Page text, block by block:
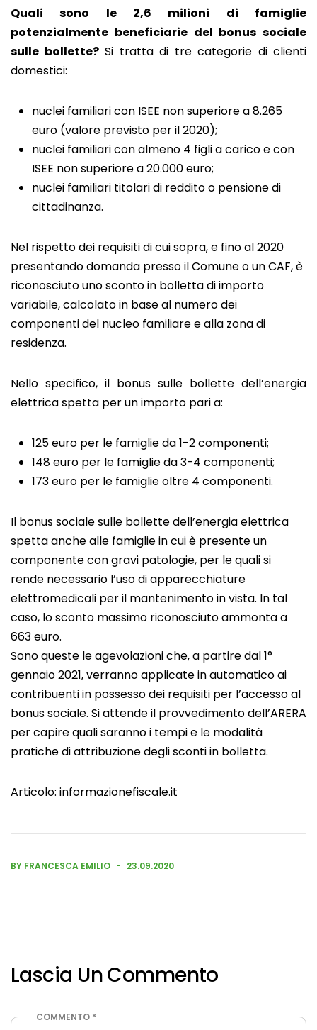
Quali sono le 2,6 milioni di famiglie
potenzialmente beneficiarie del bonus sociale
sulle bollette?Si tratta di tre categorie di clienti
domestici:
nuclei familiari con ISEE non superiore a 8.265
euro (valore previsto per il 2020);
nuclei familiari con almeno 4 figli a carico e con
ISEE non superiore a 20.000 euro;
nuclei familiari titolari di reddito o pensione di
cittadinanza.
Nel rispetto dei requisiti di cui sopra, e fino al 2020
presentando domanda presso il Comune o un CAF, è
riconosciuto uno sconto in bolletta di importo
variabile, calcolato in base al numero dei
componenti del nucleo familiare e alla zona di
residenza.
Nello specifico, il bonus sulle bollette dell’energia
elettrica spetta per un importo pari a:
125 euro per le famiglie da 1-2 componenti;
148 euro per le famiglie da 3-4 componenti;
173 euro per le famiglie oltre 4 componenti.
Il bonus sociale sulle bollette dell’energia elettrica
spetta anche alle famiglie in cui è presente un
componente con gravi patologie, per le quali si
rende necessario l’uso di apparecchiature
elettromedicali per il mantenimento in vista. In tal
caso, lo sconto massimo riconosciuto ammonta a
663 euro.
Sono queste le agevolazioni che, a partire dal 1°
gennaio 2021, verranno applicate in automatico ai
contribuenti in possesso dei requisiti per l’accesso al
bonus sociale. Si attende il provvedimento dell’ARERA
per capire quali saranno i tempi e le modalità
pratiche di attribuzione degli sconti in bolletta.
Articolo: informazionefiscale.it
BY FRANCESCA EMILIO 23.09.2020
Lascia Un Commento
COMMENTO *